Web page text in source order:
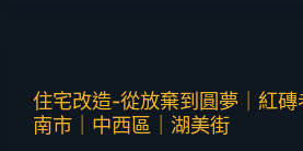
住宅改造-從放棄到圓夢｜紅
南市｜中西區｜湖美街